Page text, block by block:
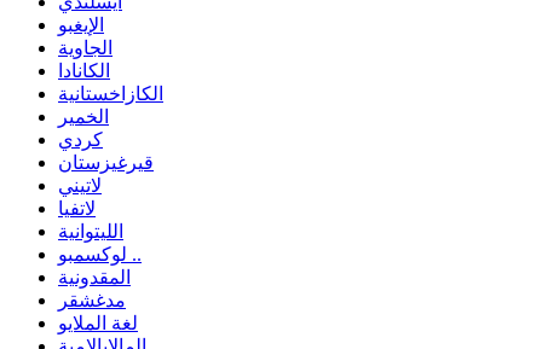
الإيغبو
الجاوية
الكانادا
الكازاخستانية
الخمير
كردي
قيرغيزستان
لاتيني
لاتفيا
الليتوانية
لوكسمبو ..
المقدونية
مدغشقر
لغة الملايو